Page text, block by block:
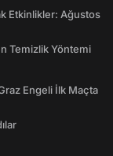
Etkinlikler: Ağustos
Temizlik Yöntemi
Engeli İlk Maçta